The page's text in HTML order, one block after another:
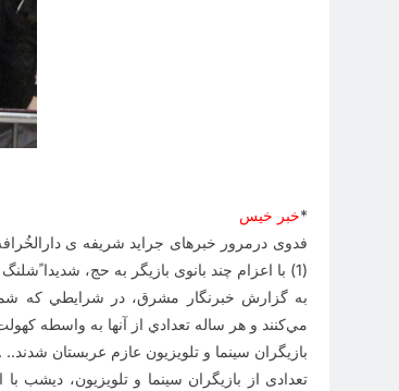
*خبر خیس
فدوی درمرور خبرهای جراید شریفه ی
(1) با اعزام چند بانوی بازیگر به حج، شدیدا ًشلنگ به خوابگه مورچگان مکتبی ریخته است !،بنقل از مردم ریپورت بخوانید
به گزارش خبرنگار مشرق، در شرايطي كه
مي‌کنند و هر ساله تعدادي از آنها به واسطه
بازیگران سینما و تلویزیون عازم عربستان شدند. ..